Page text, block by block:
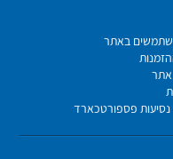
באתר
אתר
נסיעות פספורטכארד